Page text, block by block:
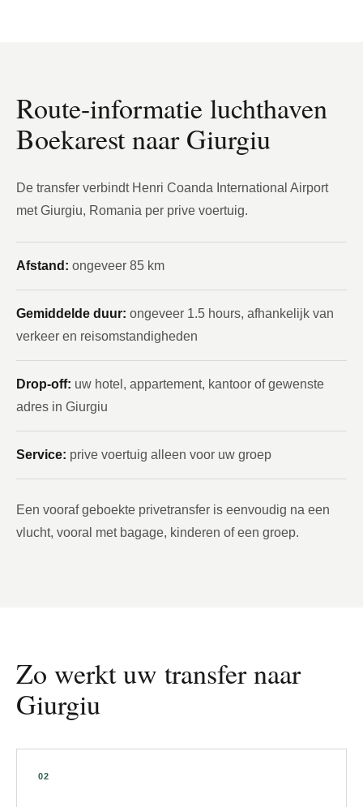
Route-informatie luchthaven
Boekarest naar Giurgiu
De transfer verbindt Henri Coanda International Airport
met Giurgiu, Romania per prive voertuig.
Afstand: ongeveer 85 km
Gemiddelde duur: ongeveer 1.5 hours, afhankelijk van
verkeer en reisomstandigheden
Drop-off: uw hotel, appartement, kantoor of gewenste
adres in Giurgiu
Service: prive voertuig alleen voor uw groep
Een vooraf geboekte privetransfer is eenvoudig na een
vlucht, vooral met bagage, kinderen of een groep.
Zo werkt uw transfer naar
Giurgiu